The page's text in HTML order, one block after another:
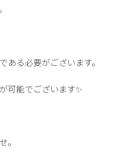
ある必要がございます。
可能でございます✨
。